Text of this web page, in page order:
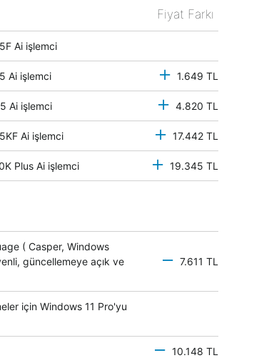
Fiyat Farkı
Ai işlemci
Ai işlemci 1.649 TL
Ai işlemci 4.820 TL
Ai işlemci 17.442 TL
Plus Ai işlemci 19.345 TL
( Casper, Windows
güncellemeye açık ve
7.611 TL
için Windows 11 Pro'yu
10.148 TL